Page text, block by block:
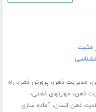
مثبت
، مدیریت ذهن، پرورش ذهن،راه
ذهن، مهارت­های ذهنی،
ذهن انسان،آماده سازی